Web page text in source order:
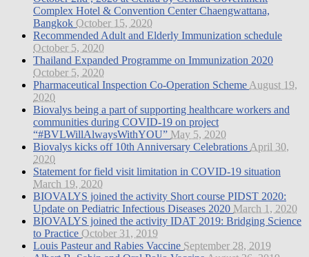
Complex Hotel & Convention Center Chaengwattana,
Bangkok October 15, 2020
Recommended Adult and Elderly Immunization schedule
October 5, 2020
Thailand Expanded Programme on Immunization 2020
October 5, 2020
Pharmaceutical Inspection Co-Operation Scheme August 19,
2020
Biovalys being a part of supporting healthcare workers and
communities during COVID-19 on project
“#BVLWillAlwaysWithYOU” May 5, 2020
Biovalys kicks off 10th Anniversary Celebrations April 30,
2020
Statement for field visit limitation in COVID-19 situation
March 19, 2020
BIOVALYS joined the activity Short course PIDST 2020:
Update on Pediatric Infectious Diseases 2020 March 1, 2020
BIOVALYS joined the activity IDAT 2019: Bridging Science
to Practice October 31, 2019
Louis Pasteur and Rabies Vaccine September 28, 2019